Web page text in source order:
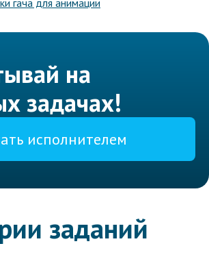
гача для анимации
на
задачах!
исполнителем
заданий